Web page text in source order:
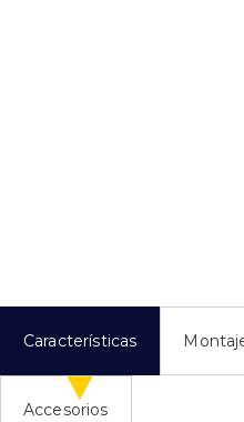
Características
Accesorios